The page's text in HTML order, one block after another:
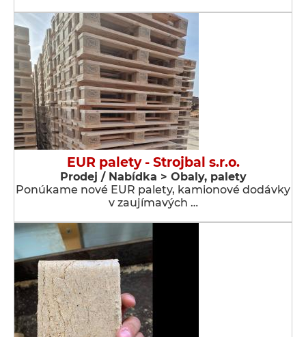
EUR palety - Strojbal s.r.o.
Prodej / Nabídka > Obaly, palety
Ponúkame nové EUR palety, kamionové dodávky
v zaujímavých …